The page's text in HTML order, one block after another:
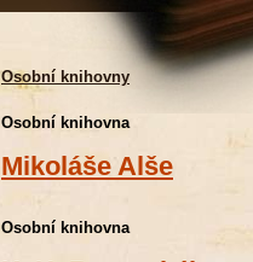
Osobní knihovny
Osobní knihovna
Mikoláše Alše
Osobní knihovna